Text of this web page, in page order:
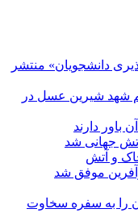
دانشجویان» منتشر
شهد شیرین عسل‌ در
باور دارند
جهانی شد
و آتش
موفق شد
را به سفره سخاوت